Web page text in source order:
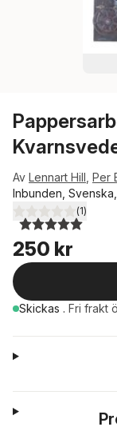
Av Lennart Hill Per
Inbunden,
5,0utav 5 stjärnor.
(1)
250 kr
Skickas . Fri frakt